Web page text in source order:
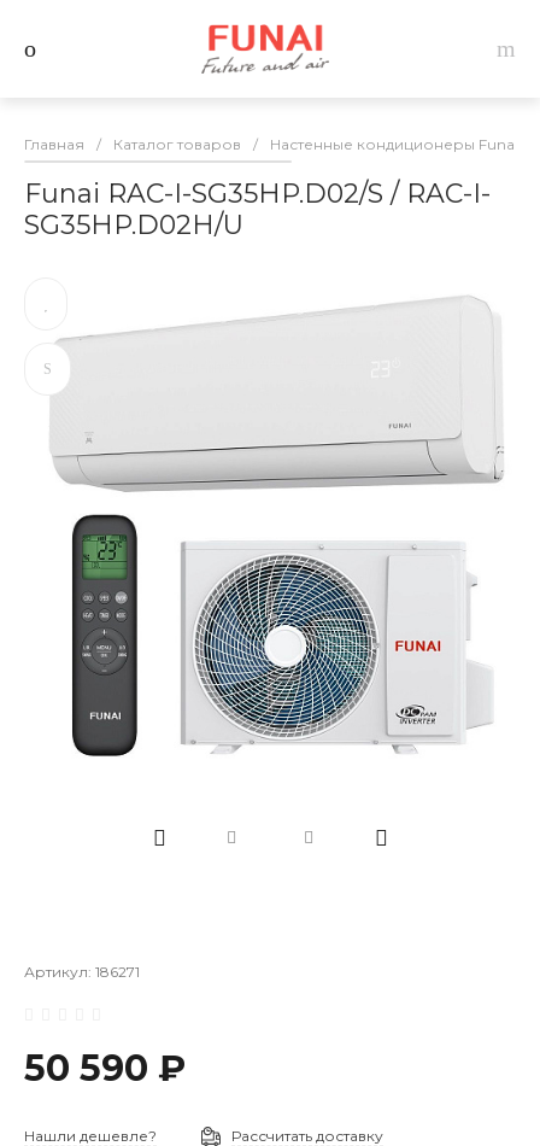
Главная / Каталог товаров / Настенные кондиционеры Funai
Funai RAC-I-SG35HP.D02/S / RAC-I-
SG35HP.D02H/U
Артикул: 186271
50 590 ₽
Нашли дешевле? Рассчитать доставку